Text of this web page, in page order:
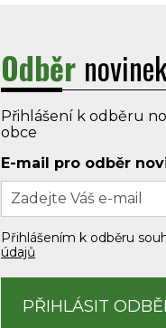
Odběr
Přihlášení k odběru
obce
E-mail pro odběr
Přihlášením k odběru
údajů
PŘIHLÁSIT